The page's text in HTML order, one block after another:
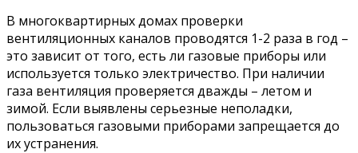
В многоквартирных домах проверки
вентиляционных каналов проводятся 1-2 раза в год –
это зависит от того, есть ли газовые приборы или
используется только электричество. При наличии
газа вентиляция проверяется дважды – летом и
зимой. Если выявлены серьезные неполадки,
пользоваться газовыми приборами запрещается до
их устранения.